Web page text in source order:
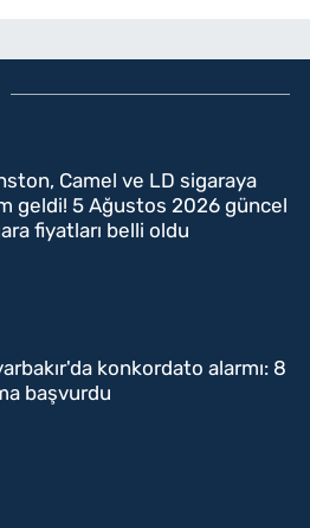
Camel ve LD sigaraya
geldi! 5 Ağustos 2026 güncel
fiyatları belli oldu
konkordato alarmı: 8
başvurdu